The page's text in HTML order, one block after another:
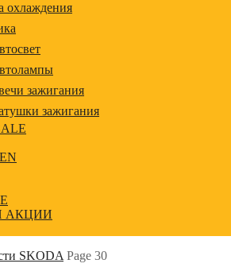
охлаждения
зажигания
зажигания
АКЦИИ
SKODA Page 30